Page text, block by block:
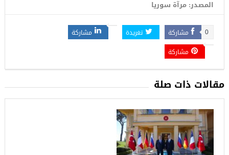
المصدر: مرآة سوريا
مشاركة 0 تغريدة
مشاركة
مشاركة
مقالات ذات صلة